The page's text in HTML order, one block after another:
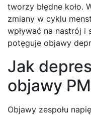
tworzy błędne koło.
zmiany w cyklu
wpływać na nastrój
potęguje objawy
Jak
objawy
Objawy zespołu